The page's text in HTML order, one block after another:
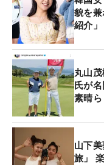
貌を
紹介」
丸山
氏が
素晴ら
山下
旅」